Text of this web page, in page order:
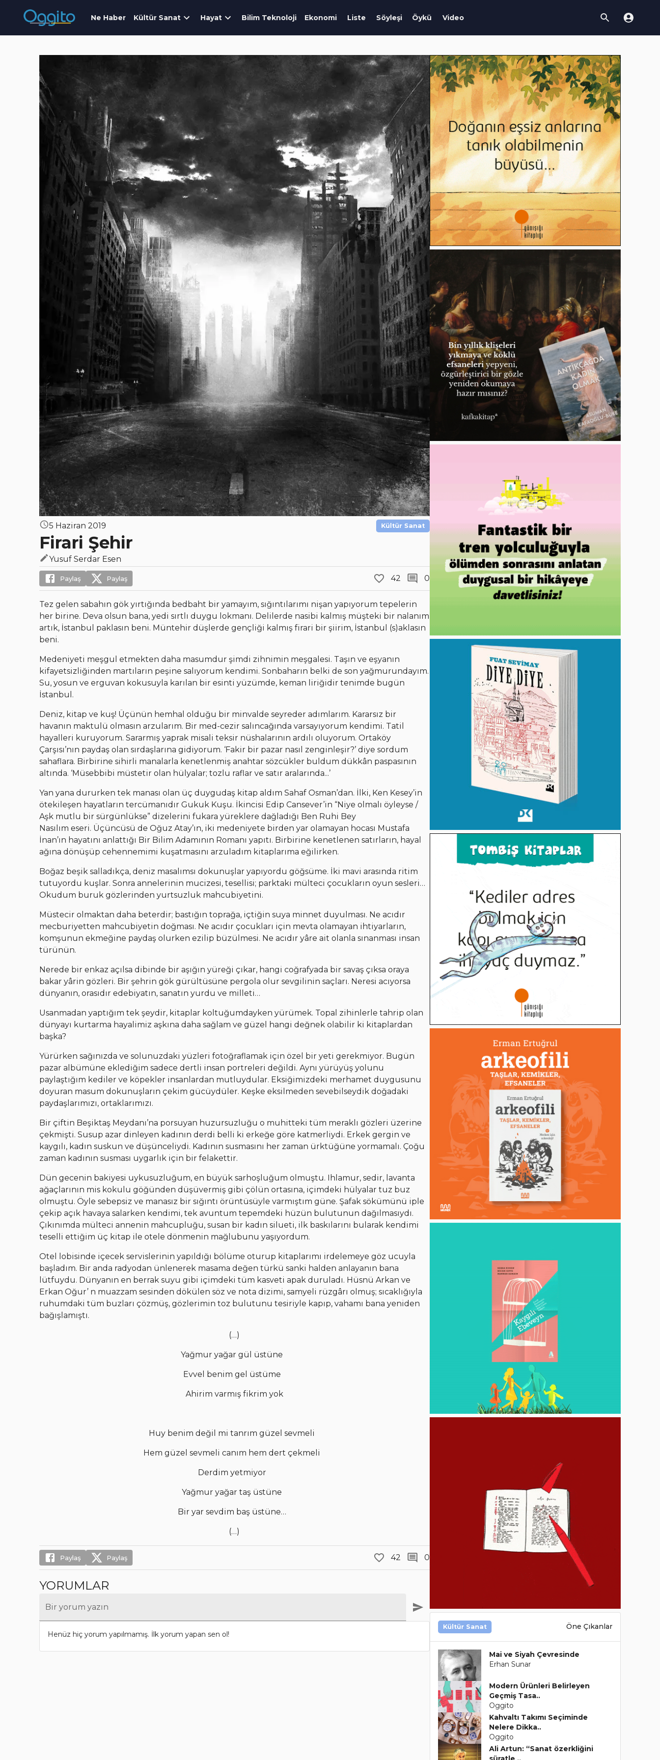
Ne Haber Kültür Sanat Hayat Bilim Teknoloji Ekonomi Liste Söyleşi Öykü Video
5 Haziran 2019 Kültür Sanat
Firari Şehir
Yusuf Serdar Esen
Paylaş Paylaş 42 0
Tez gelen sabahın gök yırtığında bedbaht bir yamayım, sığıntılarımı nişan yapıyorum tepelerin
her birine. Deva olsun bana, yedi sırtlı duygu lokmanı. Delilerde nasibi kalmış müşteki bir nalanım
artık, İstanbul paklasın beni. Müntehir düşlerde gençliği kalmış firari bir şiirim, İstanbul (s)aklasın
beni.
Medeniyeti meşgul etmekten daha masumdur şimdi zihnimin meşgalesi. Taşın ve eşyanın
kifayetsizliğinden martıların peşine salıyorum kendimi. Sonbaharın belki de son yağmurundayım.
Su, yosun ve erguvan kokusuyla karılan bir esinti yüzümde, keman liriğidir tenimde bugün
İstanbul.
Deniz, kitap ve kuş! Üçünün hemhal olduğu bir minvalde seyreder adımlarım. Kararsız bir
havanın maktulü olmasın arzularım. Bir med-cezir salıncağında varsayıyorum kendimi. Tatil
hayalleri kuruyorum. Sararmış yaprak misali teksir nüshalarının ardılı oluyorum. Ortaköy
Çarşısı’nın paydaş olan sırdaşlarına gidiyorum. ‘Fakir bir pazar nasıl zenginleşir?’ diye sordum
sahaflara. Birbirine sihirli manalarla kenetlenmiş anahtar sözcükler buldum dükkân paspasının
altında. ‘Müsebbibi müstetir olan hülyalar; tozlu raflar ve satır aralarında...’
Yan yana dururken tek manası olan üç duygudaş kitap aldım Sahaf Osman’dan. İlki, Ken Kesey’in
ötekileşen hayatların tercümanıdır Gukuk Kuşu. İkincisi Edip Cansever’in “Niye olmalı öyleyse /
Aşk mutlu bir sürgünlükse” dizelerini fukara yüreklere dağladığı Ben Ruhi Bey
Nasılım eseri. Üçüncüsü de Oğuz Atay’ın, iki medeniyete birden yar olamayan hocası Mustafa
İnan’ın hayatını anlattığı Bir Bilim Adamının Romanı yapıtı. Birbirine kenetlenen satırların, hayal
ağına dönüşüp cehennemimi kuşatmasını arzuladım kitaplarıma eğilirken.
Boğaz beşik salladıkça, deniz masalımsı dokunuşlar yapıyordu göğsüme. İki mavi arasında ritim
tutuyordu kuşlar. Sonra annelerinin mucizesi, tesellisi; parktaki mülteci çocukların oyun sesleri…
Okudum buruk gözlerinden yurtsuzluk mahcubiyetini.
Müstecir olmaktan daha beterdir; bastığın toprağa, içtiğin suya minnet duyulması. Ne acıdır
mecburiyetten mahcubiyetin doğması. Ne acıdır çocukları için mevta olamayan ihtiyarların,
komşunun ekmeğine paydaş olurken ezilip büzülmesi. Ne acıdır yâre ait olanla sınanması insan
türünün.
Nerede bir enkaz açılsa dibinde bir aşığın yüreği çıkar, hangi coğrafyada bir savaş çıksa oraya
bakar yârin gözleri. Bir şehrin gök gürültüsüne pergola olur sevgilinin saçları. Neresi acıyorsa
dünyanın, orasıdır edebiyatın, sanatın yurdu ve milleti…
Usanmadan yaptığım tek şeydir, kitaplar koltuğumdayken yürümek. Topal zihinlerle tahrip olan
dünyayı kurtarma hayalimiz aşkına daha sağlam ve güzel hangi değnek olabilir ki kitaplardan
başka?
Yürürken sağınızda ve solunuzdaki yüzleri fotoğraflamak için özel bir yeti gerekmiyor. Bugün
pazar albümüne eklediğim sadece dertli insan portreleri değildi. Aynı yürüyüş yolunu
paylaştığım kediler ve köpekler insanlardan mutluydular. Eksiğimizdeki merhamet duygusunu
doyuran masum dokunuşların çekim gücüydüler. Keşke eksilmeden sevebilseydik doğadaki
paydaşlarımızı, ortaklarımızı.
Bir çiftin Beşiktaş Meydanı’na porsuyan huzursuzluğu o muhitteki tüm meraklı gözleri üzerine
çekmişti. Susup azar dinleyen kadının derdi belli ki erkeğe göre katmerliydi. Erkek gergin ve
kaygılı, kadın suskun ve düşünceliydi. Kadının susmasını her zaman ürktüğüne yormamalı. Çoğu
zaman kadının susması uygarlık için bir felakettir.
Dün gecenin bakiyesi uykusuzluğum, en büyük sarhoşluğum olmuştu. Ihlamur, sedir, lavanta
ağaçlarının mis kokulu göğünden düşüvermiş gibi çölün ortasına, içimdeki hülyalar tuz buz
olmuştu. Öyle sebepsiz ve manasız bir sığıntı örüntüsüyle varmıştım güne. Şafak sökümünü iple
çekip açık havaya salarken kendimi, tek avuntum tepemdeki hüzün bulutunun dağılmasıydı.
Çıkınımda mülteci annenin mahcupluğu, susan bir kadın silueti, ilk baskılarını bularak kendimi
teselli ettiğim üç kitap ile otele dönmenin mağlubunu yaşıyordum.
Otel lobisinde içecek servislerinin yapıldığı bölüme oturup kitaplarımı irdelemeye göz ucuyla
başladım. Bir anda radyodan ünlenerek masama değen türkü sanki halden anlayanın bana
lütfuydu. Dünyanın en berrak suyu gibi içimdeki tüm kasveti apak duruladı. Hüsnü Arkan ve
Erkan Oğur’ n muazzam sesinden dökülen söz ve nota dizimi, samyeli rüzgârı olmuş; sıcaklığıyla
ruhumdaki tüm buzları çözmüş, gözlerimin toz bulutunu tesiriyle kapıp, vahamı bana yeniden
bağışlamıştı.
(…)
Yağmur yağar gül üstüne
Evvel benim gel üstüme
Ahirim varmış fikrim yok
Huy benim değil mi tanrım güzel sevmeli
Hem güzel sevmeli canım hem dert çekmeli
Derdim yetmiyor
Yağmur yağar taş üstüne
Bir yar sevdim baş üstüne…
(…)
Paylaş Paylaş 42 0
YORUMLAR
Bir yorum yazın
Henüz hiç yorum yapılmamış. İlk yorum yapan sen ol!
Kültür Sanat Öne Çıkanlar
Mai ve Siyah Çevresinde
Erhan Sunar
Modern Ürünleri Belirleyen
Geçmiş Tasa..
Oggito
Kahvaltı Takımı Seçiminde
Nelere Dikka..
Oggito
Ali Artun: “Sanat özerkliğini